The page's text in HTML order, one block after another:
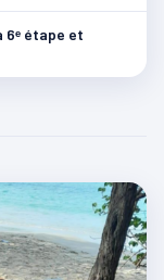
6ᵉ étape et